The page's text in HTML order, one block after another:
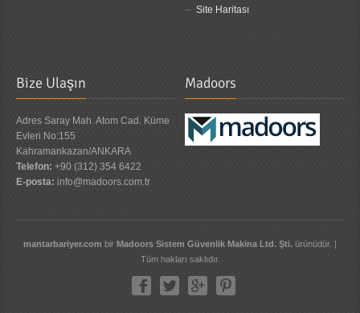
Site Haritası
Bize Ulaşın
Adres Saray Mah. Atom Cad. Küme
Evleri No:155
Kahramankazan/ANKARA
Telefon: +90 (312) 354 6422
E-posta: info@madoors.com.tr
Madoors
mantarbariyer.com bir Madoors Sistem Güvenlik Makina Ltd. Şti. ürünüdür. |
Tüm hakları saklıdır.